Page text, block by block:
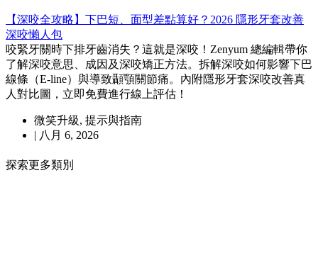
【深咬全攻略】下巴短、面型差點算好？2026 隱形牙套改善
深咬懶人包
咬緊牙關時下排牙齒消失？這就是深咬！Zenyum 總編輯帶你
了解深咬意思、成因及深咬矯正方法。拆解深咬如何影響下巴
線條（E-line）與導致顳顎關節痛。內附隱形牙套深咬改善真
人對比圖，立即免費進行線上評估！
微笑升級, 提示與指南
| 八月 6, 2026
探索更多類別